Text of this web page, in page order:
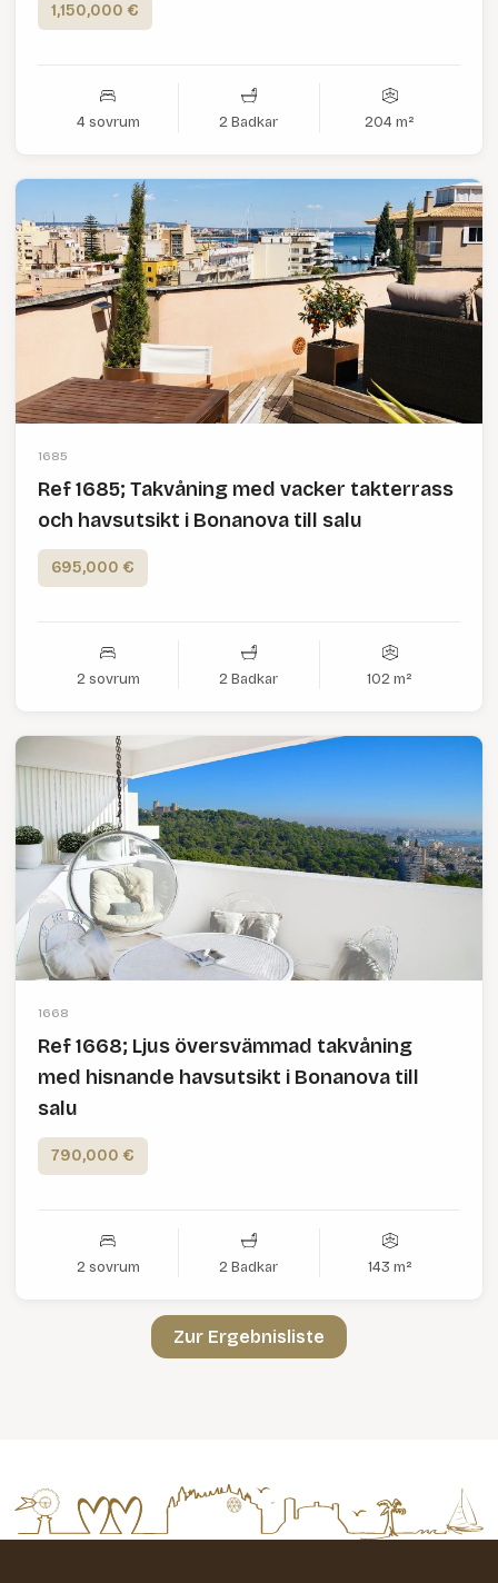
1,150,000 €
4 sovrum 2 Badkar 204 m²
1685
Ref 1685; Takvåning med vacker takterrass
och havsutsikt i Bonanova till salu
695,000 €
2 sovrum 2 Badkar 102 m²
1668
Ref 1668; Ljus översvämmad takvåning
med hisnande havsutsikt i Bonanova till
salu
790,000 €
2 sovrum 2 Badkar 143 m²
Zur Ergebnisliste